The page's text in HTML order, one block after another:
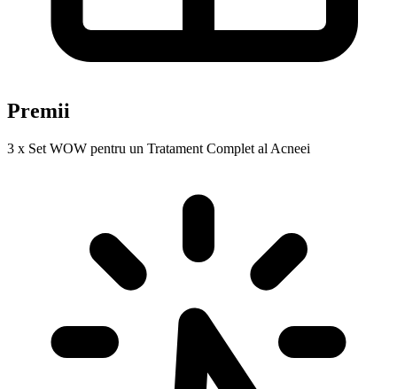
Premii
3 x Set WOW pentru un Tratament Complet al Acneei